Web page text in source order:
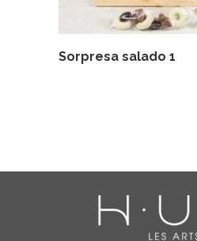
Sorpresa salado 1